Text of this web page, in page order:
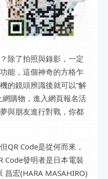
除了拍照與錄影，一定
能，這個神奇的方格乍
的鏡頭辨識後就可以”解
購物，進入網頁報名活
與朋友進行對戰，你都
QR Code是從何而來，
Code發明者是日本電裝
宏(HARA MASAHIRO)